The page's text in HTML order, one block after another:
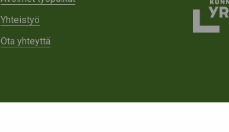
Yhteistyö
Ota yhteyttä